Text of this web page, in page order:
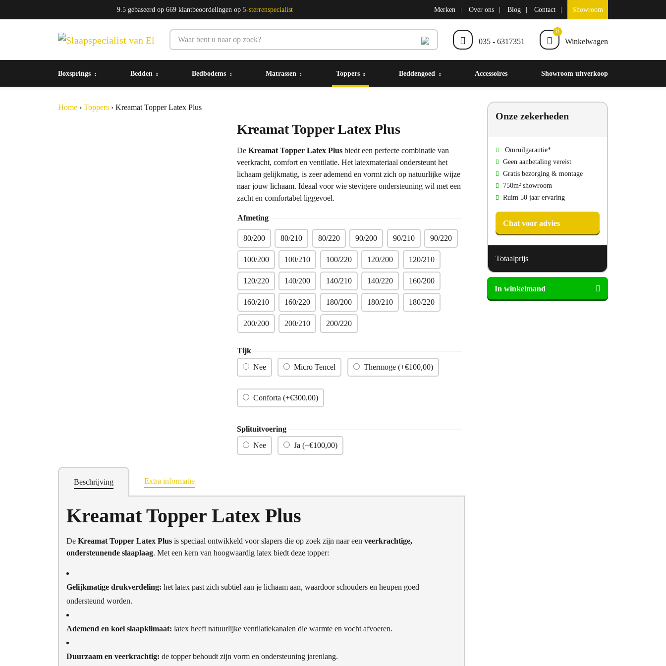
9.5 gebaseerd op 669 klantbeoordelingen op 5-sterrenspecialist Merken Over ons Blog Contact Showroom
035 - 6317351
0
Winkelwagen
Boxsprings Bedden Bedbodems Matrassen Toppers Beddengoed Accessoires Showroom uitverkoop
Home › Toppers › Kreamat Topper Latex Plus
Kreamat Topper Latex Plus
De Kreamat Topper Latex Plusbiedt een perfecte combinatie van
veerkracht, comfort en ventilatie. Het latexmateriaal ondersteunt het
lichaam gelijkmatig, is zeer ademend en vormt zich op natuurlijke wijze
naar jouw lichaam. Ideaal voor wie stevigere ondersteuning wil met een
zacht en comfortabel liggevoel.
Afmeting
80/200 80/210 80/220 90/200 90/210 90/220
100/200 100/210 100/220 120/200 120/210
120/220 140/200 140/210 140/220 160/200
160/210 160/220 180/200 180/210 180/220
200/200 200/210 200/220
Tijk
Nee
Micro Tencel Thermoge (+€100,00)
Conforta (+€300,00)
Splituitvoering
Nee
Ja (+€100,00)
Beschrijving Extra informatie
Kreamat Topper Latex Plus
De Kreamat Topper Latex Plus is speciaal ontwikkeld voor slapers die op zoek zijn naar een veerkrachtige,
ondersteunende slaaplaag. Met een kern van hoogwaardig latex biedt deze topper:
Gelijkmatige drukverdeling: het latex past zich subtiel aan je lichaam aan, waardoor schouders en heupen goed
ondersteund worden.
Ademend en koel slaapklimaat: latex heeft natuurlijke ventilatiekanalen die warmte en vocht afvoeren.
Duurzaam en veerkrachtig: de topper behoudt zijn vorm en ondersteuning jarenlang.
Onze zekerheden
Omruilgarantie*
Geen aanbetaling vereist
Gratis bezorging & montage
750m² showroom
Ruim 50 jaar ervaring
Chat voor advies
Totaalprijs
Kreamat
Topper
Latex
In winkelmand